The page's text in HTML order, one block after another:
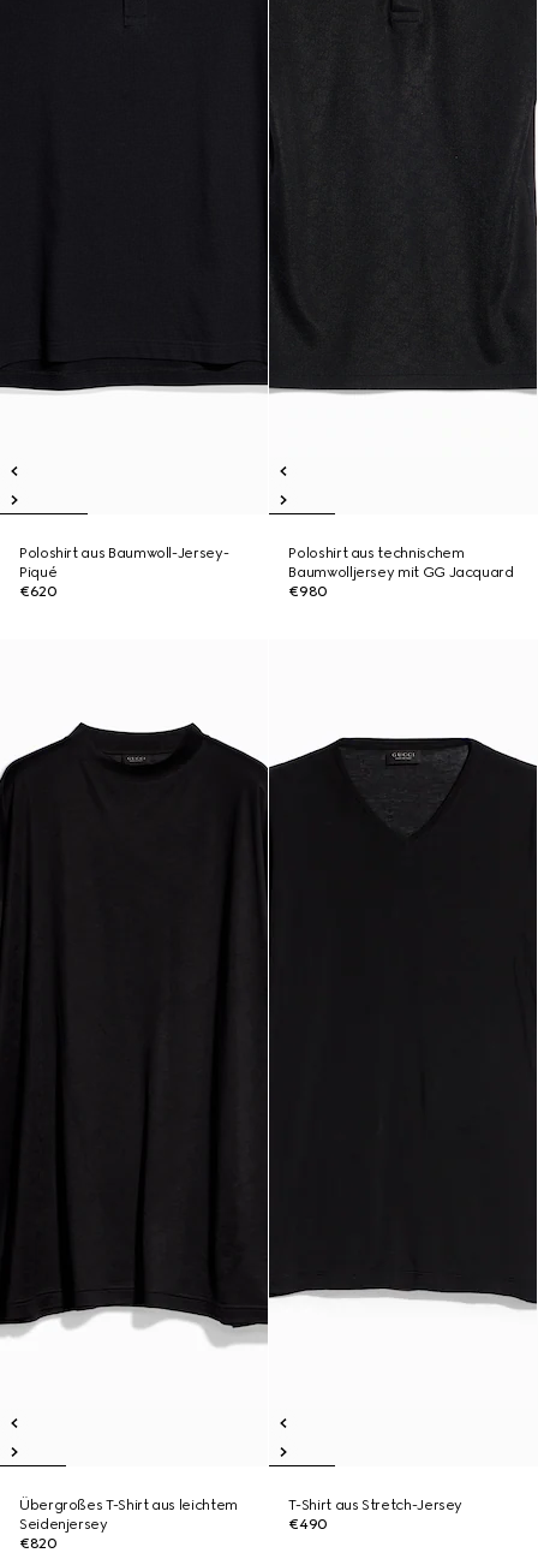
Poloshirt aus Baumwoll-Jersey-
Piqué
€620
Poloshirt aus technischem
Baumwolljersey mit GG Jacquard
€980
Übergroßes T-Shirt aus leichtem
Seidenjersey
€820
T-Shirt aus Stretch-Jersey
€490